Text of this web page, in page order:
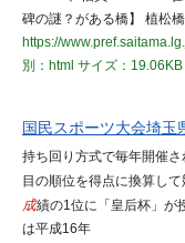
碑の謎？がある橋】 植松
https://
別：html サイズ：19.06KB
国民スポーツ大会埼玉
持ち回り方式で毎年開催
目の順位を得点に換算し
成績の1位に「皇后杯」が
は平成16年